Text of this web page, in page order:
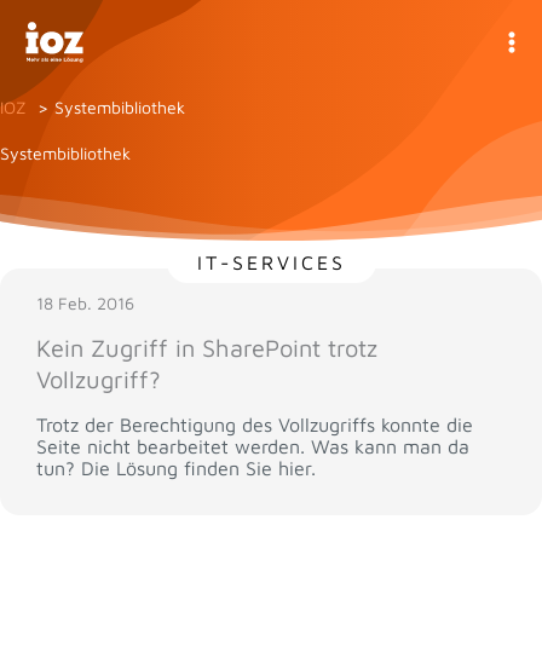
Inhalt
springen
IOZ Systembibliothek
Systembibliothek
IT-SERVICES
18 Feb. 2016
Kein Zugriff in SharePoint trotz
Vollzugriff?
Trotz der Berechtigung des Vollzugriffs konnte die
Seite nicht bearbeitet werden. Was kann man da
tun? Die Lösung finden Sie hier.